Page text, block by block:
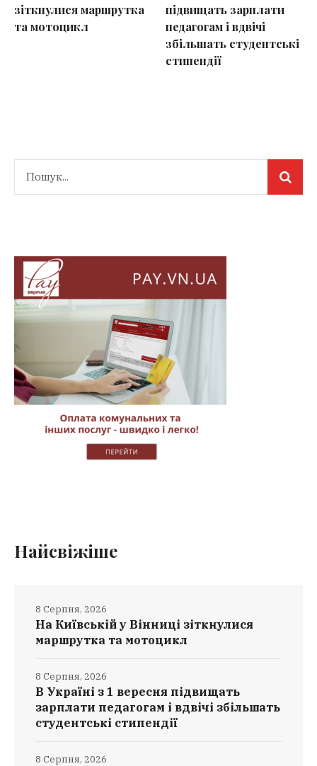
зіткнулися маршрутка
та мотоцикл
підвищать зарплати
педагогам і вдвічі
збільшать студентські
стипендії
Найсвіжіше
На Київській у Вінниці зіткнулися
маршрутка та мотоцикл
8 Серпня, 2026
В Україні з 1 вересня підвищать
зарплати педагогам і вдвічі збільшать
студентські стипендії
8 Серпня, 2026
8 Серпня, 2026